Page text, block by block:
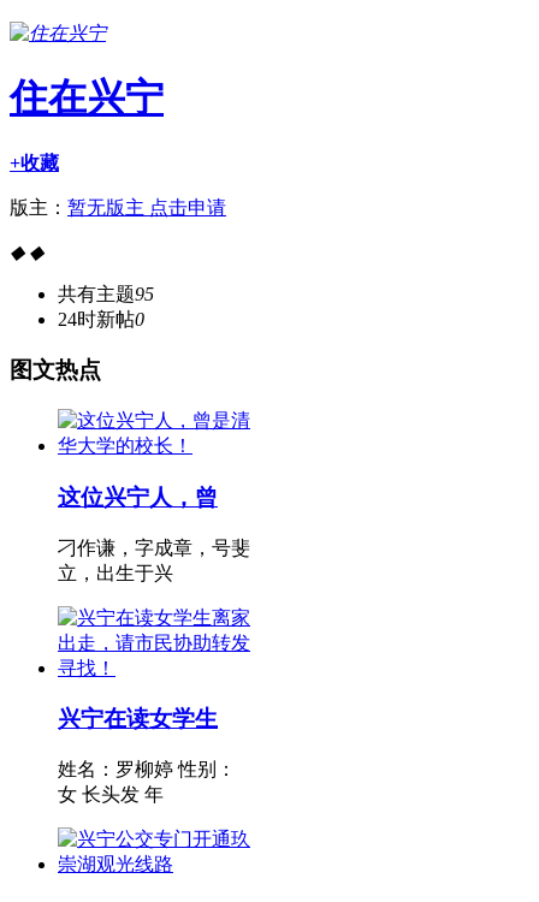
住在兴宁
+收藏
版主： 暂无版主 点击申请
◆ ◆
共有主题95
24时新帖0
图文热点
这位兴宁人，曾
刁作谦，字成章，号斐
立，出生于兴
兴宁在读女学生
姓名：罗柳婷 性别：
女 长头发 年